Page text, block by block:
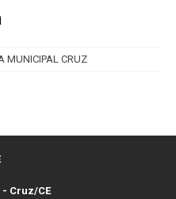
MUNICIPAL CRUZ
- Cruz/CE